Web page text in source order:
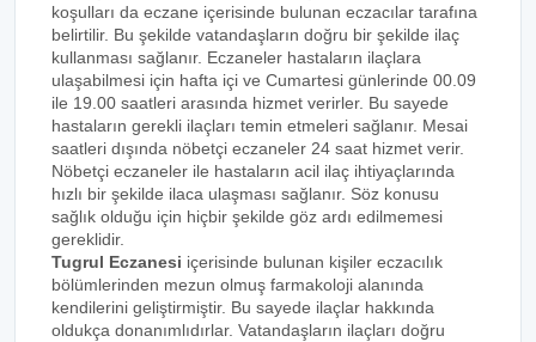
koşulları da eczane içerisinde bulunan eczacılar tarafına
belirtilir. Bu şekilde vatandaşların doğru bir şekilde ilaç
kullanması sağlanır. Eczaneler hastaların ilaçlara
ulaşabilmesi için hafta içi ve Cumartesi günlerinde 00.09
ile 19.00 saatleri arasında hizmet verirler. Bu sayede
hastaların gerekli ilaçları temin etmeleri sağlanır. Mesai
saatleri dışında nöbetçi eczaneler 24 saat hizmet verir.
Nöbetçi eczaneler ile hastaların acil ilaç ihtiyaçlarında
hızlı bir şekilde ilaca ulaşması sağlanır. Söz konusu
sağlık olduğu için hiçbir şekilde göz ardı edilmemesi
gereklidir.
Tugrul Eczanesi içerisinde bulunan kişiler eczacılık
bölümlerinden mezun olmuş farmakoloji alanında
kendilerini geliştirmiştir. Bu sayede ilaçlar hakkında
oldukça donanımlıdırlar. Vatandaşların ilaçları doğru